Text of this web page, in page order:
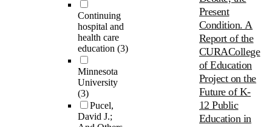
Continuing
hospital and
health care
education (3)
Minnesota
University
(3)
Pucel,
David J.;
Present
Condition. A
Report of the
CURACollege
of Education
Project on the
Future of K-
12 Public
Education in